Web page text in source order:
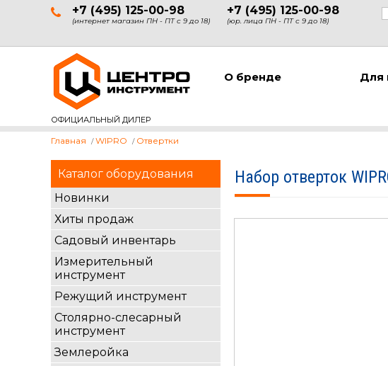
+7 (495) 125-00-98
(интернет магазин ПН - ПТ с 9 до 18)
+7 (495) 125-00-98
(юр. лица ПН - ПТ с 9 до 18)
ОФИЦИАЛЬНЫЙ ДИЛЕР
О бренде Для
Каталог оборудования
Новинки
Хиты продаж
Садовый инвентарь
Измерительный
инструмент
Режущий инструмент
Столярно-слесарный
инструмент
Землеройка
Главная WIPRO Отвертки
Набор отверток